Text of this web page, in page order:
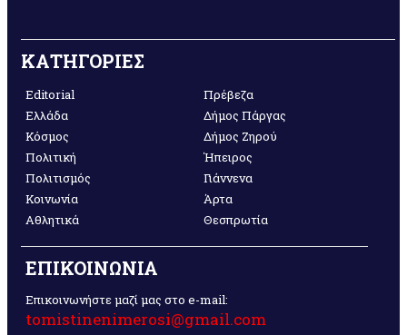
ΚΑΤΗΓΟΡΙΕΣ
Editorial
Ελλάδα
Κόσμος
Πολιτική
Πολιτισμός
Κοινωνία
Αθλητικά
Πρέβεζα
Δήμος Πάργας
Δήμος Ζηρού
Ήπειρος
Γιάννενα
Άρτα
Θεσπρωτία
ΕΠΙΚΟΙΝΩΝΙΑ
Επικοινωνήστε μαζί μας στο e-mail:
tomistinenimerosi@gmail.com